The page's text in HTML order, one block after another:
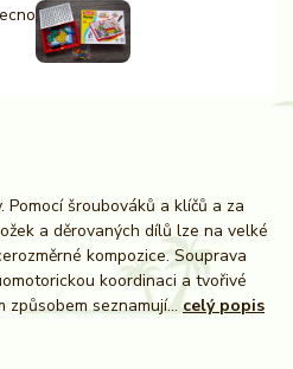
šroubováků a klíčů a za
a děrovaných dílů lze na velké
kompozice. Souprava
koordinaci a tvořivé
seznamují... celý popis